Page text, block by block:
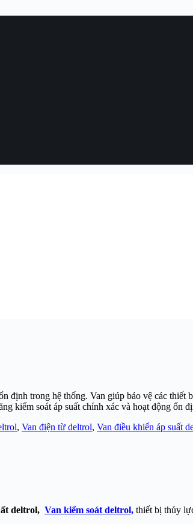
định trong hệ thống. Van giúp bảo vệ các
kiểm soát áp suất chính xác và hoạt động ổn
, Van điện từ deltrol, Van điều khiển áp suất
deltrol, Van kiểm soát deltrol, thiết bị thủy